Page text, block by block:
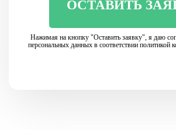
ОСТАВИТЬ
Нажимая на кнопку "Оставить заявку", я даю
персональных данных в соответствии политикой